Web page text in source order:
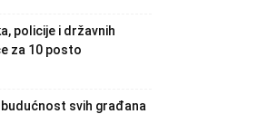
policije i državnih
za 10 posto
svih građana